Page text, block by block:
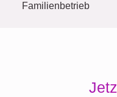
Familienbetrieb